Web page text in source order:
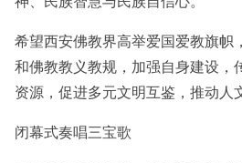
希望西安佛教界高举爱国爱教旗帜
和佛教教义教规，加强自身建设，
资源，促进多元文明互鉴，推动人
闭幕式奏唱三宝歌